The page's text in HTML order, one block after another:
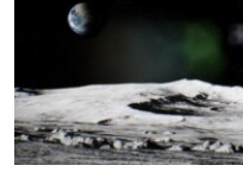
Learning English
СОЦИАЛЬНЫЕ СЕТИ